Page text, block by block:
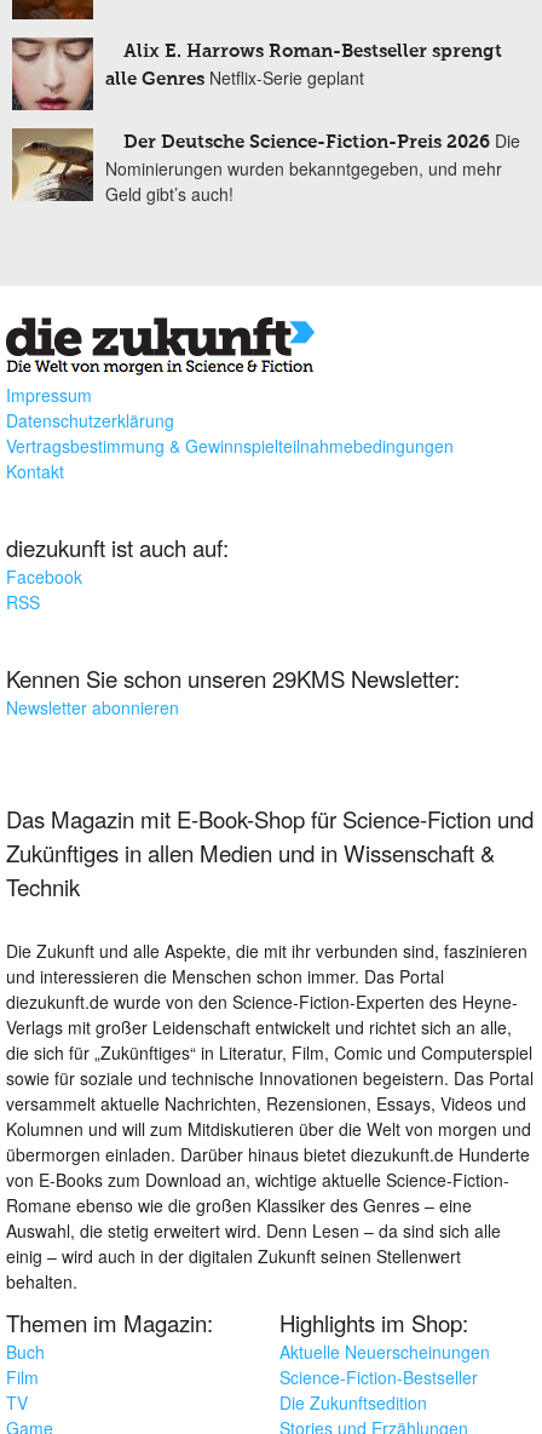
Alix E. Harrows Roman-Bestseller sprengt
alle Genres Netflix-Serie geplant
Der Deutsche Science-Fiction-Preis 2026 Die
Nominierungen wurden bekanntgegeben, und mehr
Geld gibt’s auch!
Impressum
Datenschutzerklärung
Vertragsbestimmung & Gewinnspielteilnahmebedingungen
Kontakt
diezukunft ist auch auf:
Facebook
RSS
Kennen Sie schon unseren 29KMS Newsletter:
Newsletter abonnieren
Das Magazin mit E-Book-Shop für Science-Fiction und
Zukünftiges in allen Medien und in Wissenschaft &
Technik
Die Zukunft und alle Aspekte, die mit ihr verbunden sind, faszinieren
und interessieren die Menschen schon immer. Das Portal
diezukunft.de wurde von den Science-Fiction-Experten des Heyne-
Verlags mit großer Leidenschaft entwickelt und richtet sich an alle,
die sich für „Zukünftiges“ in Literatur, Film, Comic und Computerspiel
sowie für soziale und technische Innovationen begeistern. Das Portal
versammelt aktuelle Nachrichten, Rezensionen, Essays, Videos und
Kolumnen und will zum Mitdiskutieren über die Welt von morgen und
übermorgen einladen. Darüber hinaus bietet diezukunft.de Hunderte
von E-Books zum Download an, wichtige aktuelle Science-Fiction-
Romane ebenso wie die großen Klassiker des Genres – eine
Auswahl, die stetig erweitert wird. Denn Lesen – da sind sich alle
einig – wird auch in der digitalen Zukunft seinen Stellenwert
behalten.
Themen im Magazin:
Buch
Film
TV
Game
Highlights im Shop:
Aktuelle Neuerscheinungen
Science-Fiction-Bestseller
Die Zukunftsedition
Stories und Erzählungen